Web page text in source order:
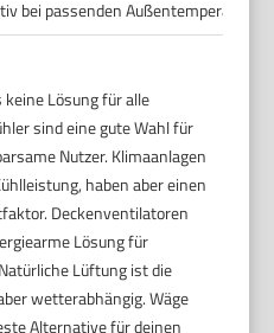
bei passenden
keine Lösung für alle
sind eine gute Wahl für
Nutzer. Klimaanlagen
haben aber einen
Deckenventilatoren
Lösung für
Lüftung ist die
wetterabhängig. Wäge
Alternative für deinen